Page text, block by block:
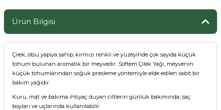
Ürün Bilgisi
Çilek, otsu yapıya sahip, kırmızı renkli ve yüzeyinde çok sayıda küçük
tohum bulunan aromatik bir meyvedir. Softem Çilek Yağı, meyvenin
küçük tohumlarından soğuk presleme yöntemiyle elde edilen sabit bir
bakım yağıdır.
Kuru, mat ve bakıma ihtiyaç duyan ciltlerin günlük bakımında; saç
boyları ve uçlarında kullanılabilir.